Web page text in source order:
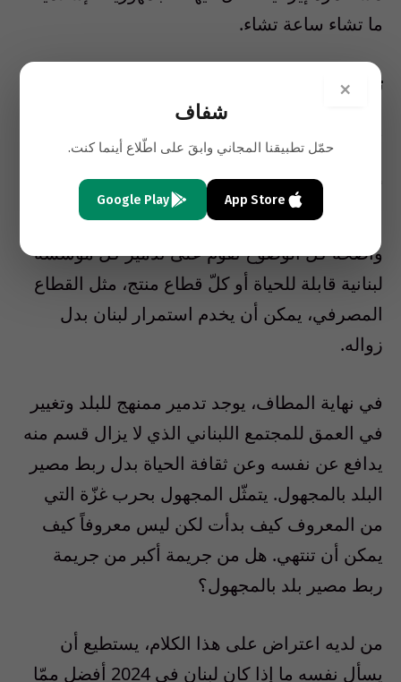
ما تشاء ساعة تشاء.
تتويج الفشل
ما يشهده لبنان في أيامنا هذه تتويج لفشل في
المحطّات الثلاث التي بدأت بقرار لمجلس الأمن
أكّد فيه تنفيذ إسرائيل القرار 425. ليس الانهيار
الذي يعاني منه لبنان سوى نتيجة طبيعيّة لسياسة
واضحة كلّ الوضوح تقوم على تدمير كلّ مؤسّسة
لبنانية قابلة للحياة أو كلّ قطاع منتج، مثل القطاع
المصرفي، يمكن أن يخدم استمرار لبنان بدل
زواله.
في نهاية المطاف، يوجد تدمير ممنهج للبلد وتغيير
في العمق للمجتمع اللبناني الذي لا يزال قسم منه
يدافع عن نفسه وعن ثقافة الحياة بدل ربط مصير
البلد بالمجهول. يتمثّل المجهول بحرب غزّة التي
من المعروف كيف بدأت لكن ليس معروفاً كيف
يمكن أن تنتهي. هل من جريمة أكبر من جريمة
ربط مصير بلد بالمجهول؟
من لديه اعتراض على هذا الكلام، يستطيع أن
يسأل نفسه ما إذا كان لبنان في 2024 أفضل ممّا
×
شفاف
حمّل تطبيقنا المجاني وابقَ على اطّلاع أينما كنت.
App Store
Google Play